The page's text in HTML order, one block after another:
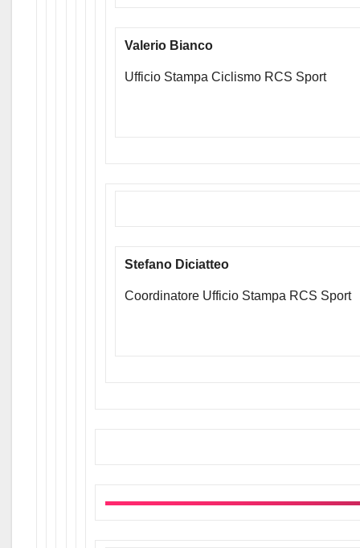
Valerio Bianco
Ufficio Stampa Ciclismo RCS Sport
Stefano Diciatteo
Coordinatore Ufficio Stampa RCS Sport